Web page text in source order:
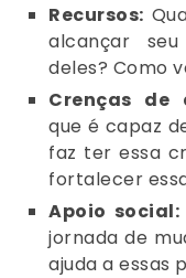
Recursos:
alcançar
deles? Como
Crenças de
que é capaz
faz ter essa
fortalecer
Apoio social:
jornada de
ajuda a essas